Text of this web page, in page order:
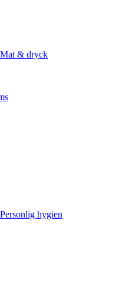
Mat & dryck
Personlig hygien